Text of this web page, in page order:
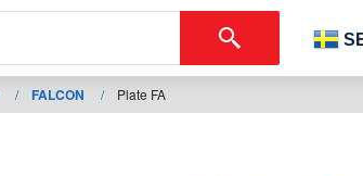
/ FALCON / Plate FA